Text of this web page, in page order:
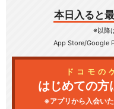
本日入ると
※以降
App Store/Google
ドコモの
はじめての方
※アプリから入会い